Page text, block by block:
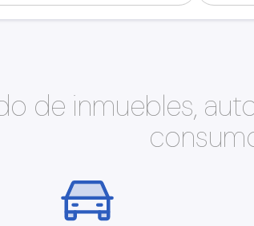
de inmuebles,